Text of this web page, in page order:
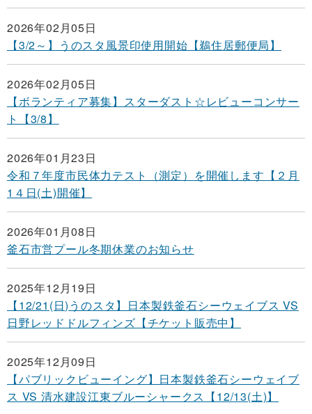
2026年02月05日
【3/2～】うのスタ風景印使用開始【鵜住居郵便局】
2026年02月05日
【ボランティア募集】スターダスト☆レビューコンサー
ト【3/8】
2026年01月23日
令和７年度市民体力テスト（測定）を開催します【２月
1４日(土)開催】
2026年01月08日
釜石市営プール冬期休業のお知らせ
2025年12月19日
【12/21(日)うのスタ】日本製鉄釜石シーウェイブス VS
日野レッドドルフィンズ【チケット販売中】
2025年12月09日
【パブリックビューイング】日本製鉄釜石シーウェイブ
ス VS 清水建設江東ブルーシャークス【12/13(土)】